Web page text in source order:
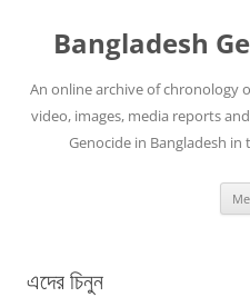
Bangladesh
An online archive of chronology
video, images, media reports
Genocide in Bangladesh
এদের চিনুন